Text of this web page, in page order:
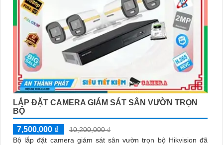
LẮP ĐẶT CAMERA GIÁM SÁT SÂN VƯỜN TRỌN
BỘ
7,500,000 ₫
10,200,000 ₫
Bộ lắp đặt camera giám sát sân vườn trọn bộ Hikvision đã